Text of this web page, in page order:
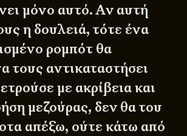
μόνο αυτό. Αν αυτή
η δουλειά, τότε ένα
ρομπότ θα
τους αντικαταστήσει
με ακρίβεια και
μεζούρας, δεν θα του
απέξω, ούτε κάτω από